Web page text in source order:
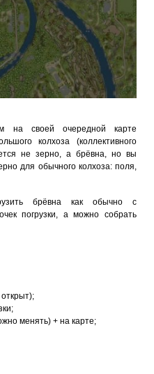
на своей очередной карте
колхоза (коллективного
не зерно, а брёвна, но вы
для обычного колхоза: поля,
брёвна как обычно с
погрузки, а можно собрать
менять) + на карте;